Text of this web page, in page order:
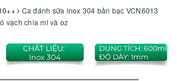
Ca đánh sữa inox 304 bản bạc VCN6013
vạch chia ml và oz